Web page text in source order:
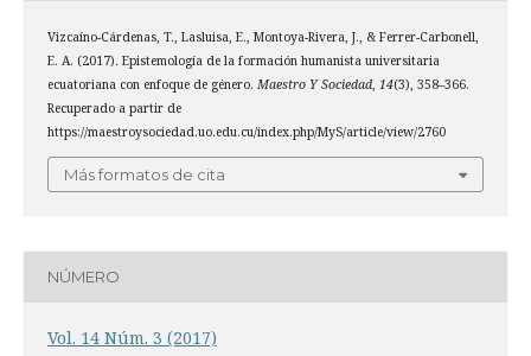
Vizcaíno-Cárdenas, T., Lasluisa, E., Montoya-Rivera, J., & Ferrer-Carbonell,
E. A. (2017). Epistemología de la formación humanista universitaria
ecuatoriana con enfoque de género. Maestro Y Sociedad, 14(3), 358–366.
Recuperado a partir de
https://maestroysociedad.uo.edu.cu/index.php/MyS/article/view/2760
Más formatos de cita
NÚMERO
Vol. 14 Núm. 3 (2017)